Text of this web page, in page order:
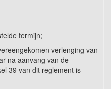
termijn;
verlenging van
na aanvang van de
39 van dit reglement is